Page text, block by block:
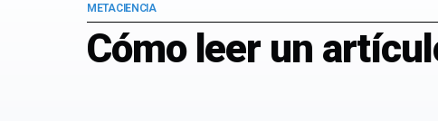
Cómo leer un
METACIENCIA